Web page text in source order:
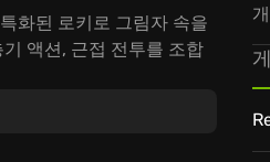
화된 로키로 그림자 속을
액션, 근접 전투를 조합
다립니다.